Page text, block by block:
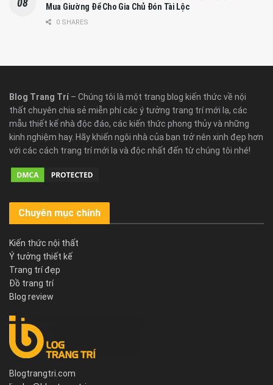
Mua Giường Để Cho Gia Chủ Đón Tài Lộc
0 SHARES
Blog Trang Trí – Chúng tôi là một trang blog kiến thức về nội
thất chuyên chia sẻ miễn phí các ý tưởng trang trí mới lạ, các
mẫu thiết kế nhà độc đáo, các kiến thức phong thủy và những
kinh nghiệm hay. Hãy khiến ngôi nhà của bạn trở nên xinh đẹp hơn
với các cách trang trí mới lạ và độc nhất đến từ chúng tôi nhé!
Chuyên mục chính
Kiến thức nội thất
Ý tưởng thiết kế
Trang trí đẹp
Đồ trang trí
Blog review
Blogtrangtri.com